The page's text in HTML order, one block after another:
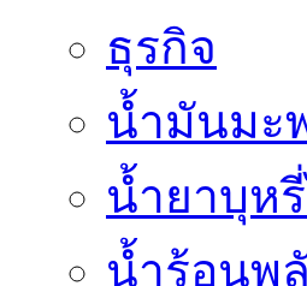
ธุรกิจ
น้ำมันมะ
น้ำยาบุห
น้ำร้อนพ